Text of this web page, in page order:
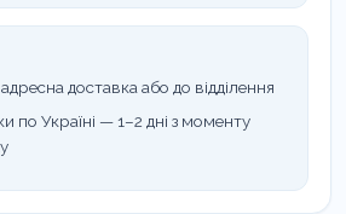
доставка або до відділення
по Україні — 1–2 дні з моменту